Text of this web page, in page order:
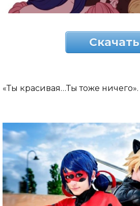
Скачать
«Ты красивая…Ты тоже ничего».